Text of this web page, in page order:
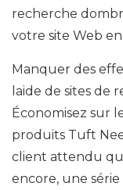
recherche
votre site Web
Manquer des
laide de sites de
Économisez sur
produits Tuft
client attendu
encore, une